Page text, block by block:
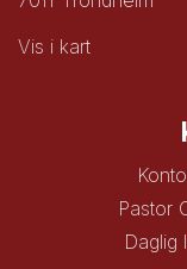
Vis i kart
Pastor
Daglig